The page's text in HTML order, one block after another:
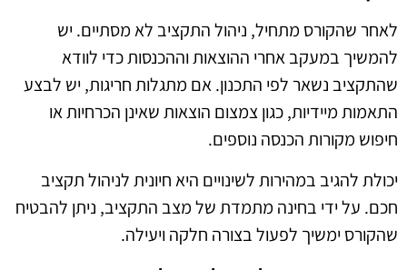
לאחר שהקורס מתחיל, ניהול התקציב לא מסתיים. יש
להמשיך במעקב אחרי ההוצאות וההכנסות כדי לוודא
שהתקציב נשאר לפי התכנון. אם מתגלות חריגות, יש לבצע
התאמות מיידיות, כגון צמצום הוצאות שאינן הכרחיות או
חיפוש מקורות הכנסה נוספים.
יכולת להגיב במהירות לשינויים היא חיונית לניהול תקציב
חכם. על ידי בחינה מתמדת של מצב התקציב, ניתן להבטיח
שהקורס ימשיך לפעול בצורה חלקה ויעילה.